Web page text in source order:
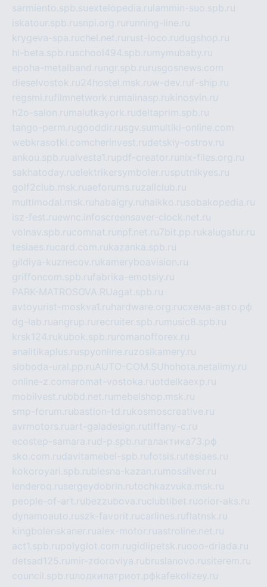
sarmiento.spb.suextelopedia.ru lammin-suo.spb.ru
iskatour.spb.rusnpi.org.ru running-line.ru
krygeva-spa.ruchel.net.ru rust-loco.rudugshop.ru
hl-beta.spb.ruschool494.spb.ru mymubaby.ru
epoha-metalband.ru ngr.spb.ru rusgosnews.com
dieselvostok.ru24hostel.msk.ruw-dev.ruf-ship.ru
regsmi.rufilmnetwork.ru malinasp.rukinosvin.ru
h2o-salon.ru malutkayork.rudeltaprim.spb.ru
tango-perm.rugooddir.rusgv.su multiki-online.com
webkrasotki.comcherinvest.rudetskiy-ostrov.ru
ankou.spb.rualvesta1.rupdf-creator.ru nix-files.org.ru
sakhatoday.ruelektrikersymboler.rusputnikyes.ru
golf2club.msk.ruaeforums.ruzallclub.ru
multimodal.msk.ru habaigry.ru haikko.rusobakopedia.ru
isz-fest.ruewnc.infoscreensaver-clock.net.ru
volnav.spb.rucomnat.ru npf.net.ru7bit.pp.rukalugatur.ru
tesiaes.rucard.com.rukazanka.spb.ru
gildiya-kuznecov.rukameryboavision.ru
griffoncom.spb.rufabrika-emotsiy.ru
PARK-MATROSOVA.RUagat.spb.ru
avtoyurist-moskva1.ru hardware.org.ruсхема-авто.рф
dg-lab.ruangrup.ru recruiter.spb.ru music8.spb.ru
krsk124.rukubok.spb.ru romanofforex.ru
analitikaplus.ruspyonline.ruzosikamery.ru
sloboda-ural.pp.ruAUTO-COM.SU hohota.netalimy.ru
online-z.comaromat-vostoka.ruotdelkaexp.ru
mobilvest.rubbd.net.ru mebelshop.msk.ru
smp-forum.rubastion-td.rukosmoscreative.ru
avrmotors.ruart-galadesign.rutiffany-c.ru
ecostep-samara.rud-p.spb.ru галактика73.рф
sko.com.rudavitamebel-spb.rufotsis.rutesiaes.ru
kokoroyari.spb.rublesna-kazan.ru mossilver.ru
lenderoq.rusergeydobrin.rutochkazvuka.msk.ru
people-of-art.rubezzubova.ruclubtibet.ruorior-aks.ru
dynamoauto.ruszk-favorit.rucarlines.ruflatnsk.ru
kingbolenskaner.rualex-motor.ruastroline.net.ru
act1.spb.rupolyglot.com.rugidlipetsk.ruooo-driada.ru
detsad125.ru mir-zdoroviya.rubruslanovo.rusiterem.ru
council.spb.ruлодкипатриот.рфkafekolizey.ru